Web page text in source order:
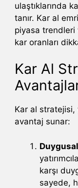
ulaştıklarında
tanır. Kar al
piyasa trendleri
kar oranları
Kar Al
Kar al stratejisi,
avantaj sunar:
karşı
sayede,